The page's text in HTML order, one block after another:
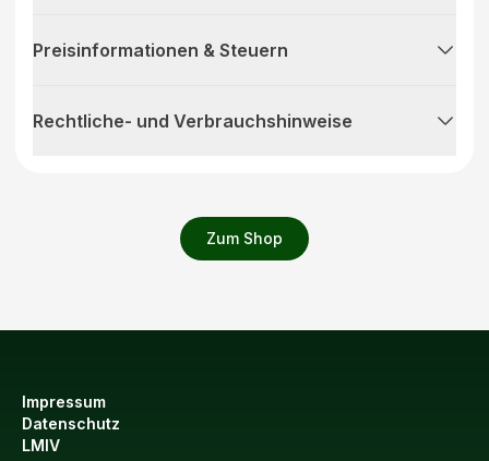
Zum Shop
Preisinformationen & Steuern
Rechtliche- und Verbrauchshinweise
Impressum
Datenschutz
LMIV